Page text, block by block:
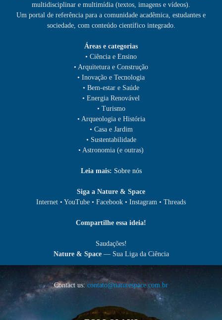
multidisciplinar e multimídia (textos, imagens e vídeos).
Um portal de referência para a comunidade acadêmica, estudantes e
sociedade, com conteúdo científico integrado.
Áreas e categorias
• Ciência e Ensino
• Arquitetura e Construção
• Inovação e Tecnologia
• Bem-estar e Saúde
• Energia Renovável
• Turismo
• Arqueologia e História
• Casa e Jardim
• Sustentabilidade
• Astronomia (e outras)
Leia mais: Sobre nós
Siga a Nature & Space
Internet • YouTube • Facebook • Instagram • Threads
Compartilhe essa ideia!
Saudações!
Nature & Space— Sua Liga da Ciência
Contact us:contato@naturespace.com.br